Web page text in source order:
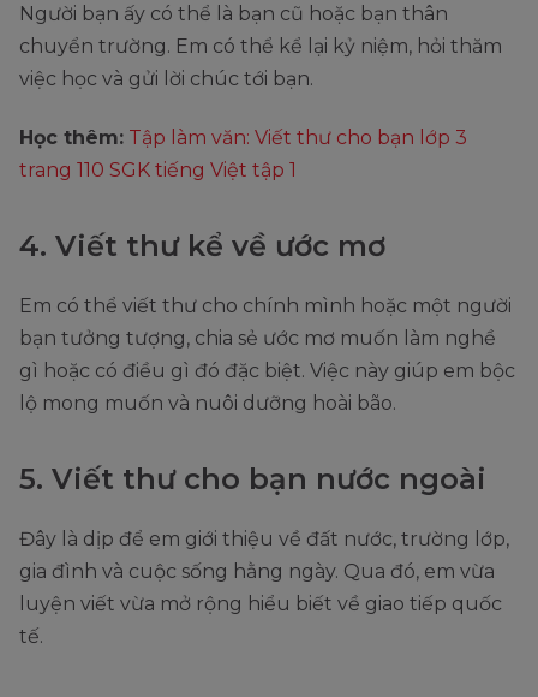
Người bạn ấy có thể là bạn cũ hoặc bạn thân
chuyển trường. Em có thể kể lại kỷ niệm, hỏi thăm
việc học và gửi lời chúc tới bạn.
Học thêm: Tập làm văn: Viết thư cho bạn lớp 3
trang 110 SGK tiếng Việt tập 1
4. Viết thư kể về ước mơ
Em có thể viết thư cho chính mình hoặc một người
bạn tưởng tượng, chia sẻ ước mơ muốn làm nghề
gì hoặc có điều gì đó đặc biệt. Việc này giúp em bộc
lộ mong muốn và nuôi dưỡng hoài bão.
5. Viết thư cho bạn nước ngoài
Đây là dịp để em giới thiệu về đất nước, trường lớp,
gia đình và cuộc sống hằng ngày. Qua đó, em vừa
luyện viết vừa mở rộng hiểu biết về giao tiếp quốc
tế.